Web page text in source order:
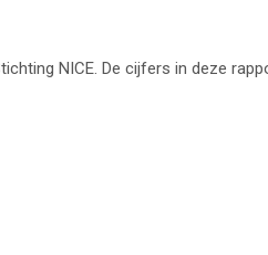
NICE. De cijfers in deze